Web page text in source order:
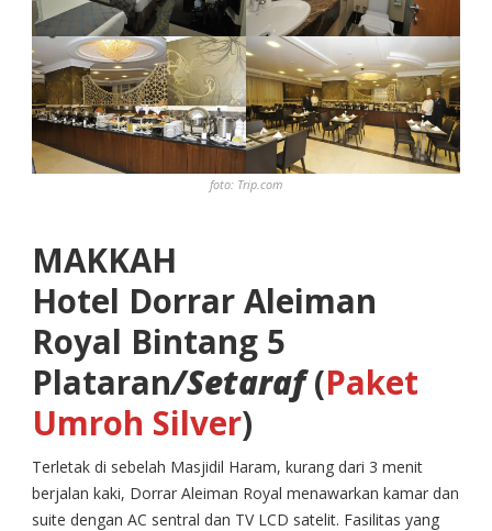
foto: Trip.com
MAKKAH
Hotel Dorrar Aleiman
Royal Bintang 5
Plataran/Setaraf (Paket
Umroh Silver)
Terletak di sebelah Masjidil Haram, kurang dari 3 menit
berjalan kaki, Dorrar Aleiman Royal menawarkan kamar dan
suite dengan AC sentral dan TV LCD satelit. Fasilitas yang